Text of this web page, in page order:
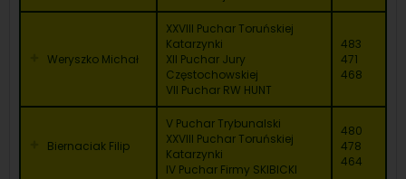
Weryszko Michał
XXVIII Puchar Toruńskiej
Katarzynki
XII Puchar Jury
Częstochowskiej
VII Puchar RW HUNT
483
471
468
Biernaciak Filip
V Puchar Trybunalski
XXVIII Puchar Toruńskiej
Katarzynki
IV Puchar Firmy SKIBICKI
480
478
464